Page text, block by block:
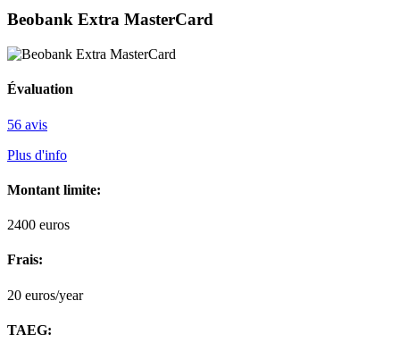
Beobank Extra MasterCard
Évaluation
56 avis
Plus d'info
Montant limite:
2400 euros
Frais:
20 euros/year
TAEG: